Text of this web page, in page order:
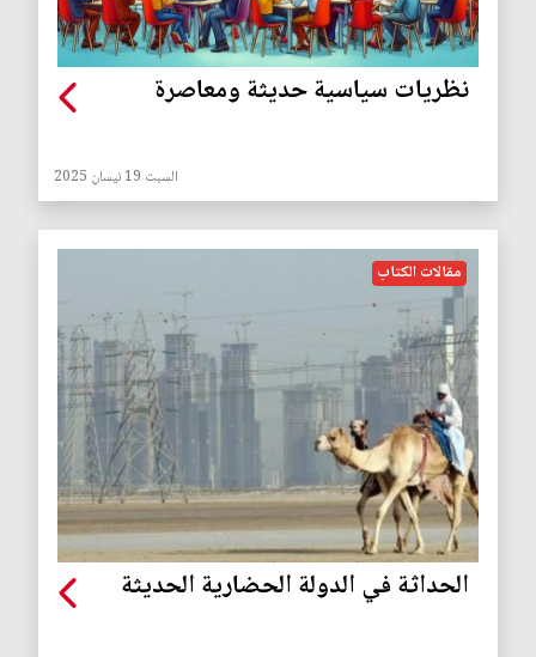
نظريات سياسية حديثة ومعاصرة
السبت 19 نيسان 2025
مقالات الكتاب
الحداثة في الدولة الحضارية الحديثة